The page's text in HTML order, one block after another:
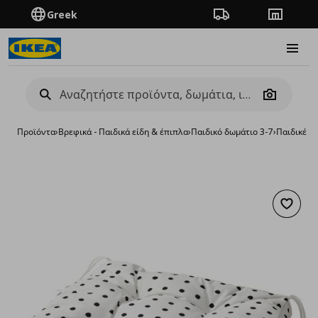
Greek Πορεία παραγγελίας
Camera
Προϊόντα›Βρεφικά - Παιδικά είδη & έπιπλα›Παιδικό δωμάτιο 3-7›Παιδικές